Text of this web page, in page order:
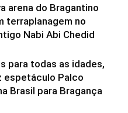
arena do Bragantino
terraplanagem no
Nabi Abi Chedid
para todas as idades,
espetáculo Palco
Brasil para Bragança